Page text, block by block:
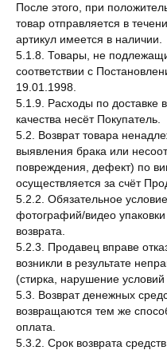
После этого, при
товар отправляется в
артикул имеется в наличии.
5.1.8. Товары, не
соответствии с
19.01.1998.
5.1.9. Расходы по доставке
качества несёт Покупатель.
5.2. Возврат товара
выявления брака или
повреждения, дефект) по
осуществляется за счёт
5.2.2. Обязательное
фотографий/видео
возврата.
5.2.3. Продавец вправе
возникли в результате
(стирка, нарушение условий
5.3. Возврат денежных
возвращаются тем же
оплата.
5.3.2. Срок возврата